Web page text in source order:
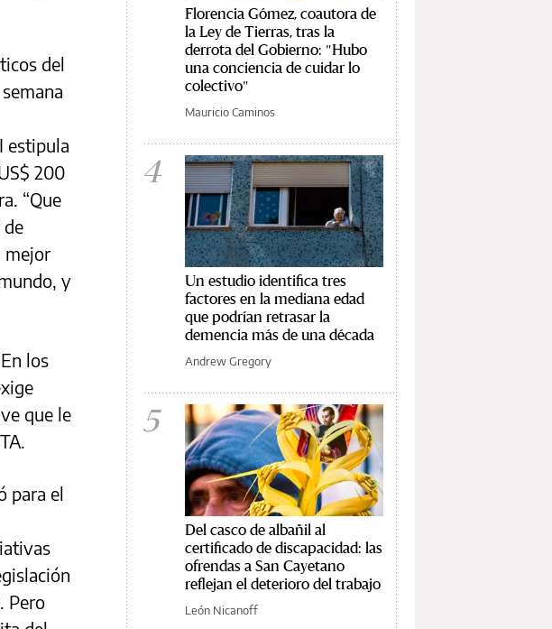
del
estipula
200
“Que
de
mejor
y
los
que le
para el
Pero
Florencia Gómez, coautora de
la Ley de Tierras, tras la
derrota del Gobierno: "Hubo
una conciencia de cuidar lo
colectivo"
Mauricio Caminos
4
Un estudio identifica tres
factores en la mediana edad
que podrían retrasar la
demencia más de una década
Andrew Gregory
5
Del casco de albañil al
certificado de discapacidad: las
ofrendas a San Cayetano
reflejan el deterioro del trabajo
León Nicanoff